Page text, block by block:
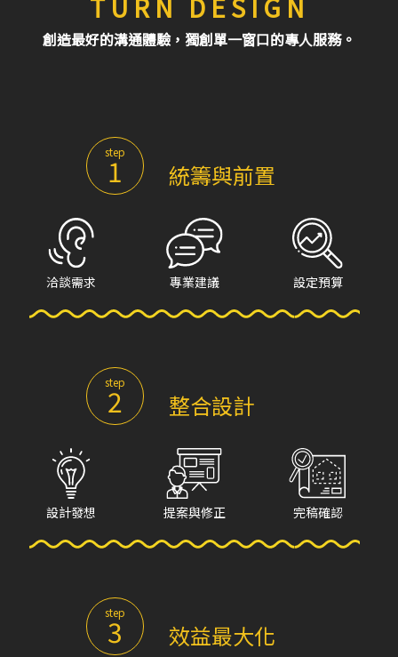
TURN DESIGN
創造最好的溝通體驗，獨創單一窗口的專人服務。
step
1 統籌與前置
洽談需求 專業建議 設定預算
step
2 整合設計
設計發想 提案與修正 完稿確認
step
3 效益最大化